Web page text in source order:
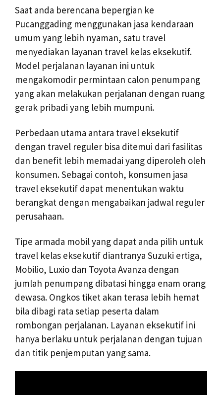
Saat anda berencana bepergian ke
Pucanggading menggunakan jasa kendaraan
umum yang lebih nyaman, satu travel
menyediakan layanan travel kelas eksekutif.
Model perjalanan layanan ini untuk
mengakomodir permintaan calon penumpang
yang akan melakukan perjalanan dengan ruang
gerak pribadi yang lebih mumpuni.
Perbedaan utama antara travel eksekutif
dengan travel reguler bisa ditemui dari fasilitas
dan benefit lebih memadai yang diperoleh oleh
konsumen. Sebagai contoh, konsumen jasa
travel eksekutif dapat menentukan waktu
berangkat dengan mengabaikan jadwal reguler
perusahaan.
Tipe armada mobil yang dapat anda pilih untuk
travel kelas eksekutif diantranya Suzuki ertiga,
Mobilio, Luxio dan Toyota Avanza dengan
jumlah penumpang dibatasi hingga enam orang
dewasa. Ongkos tiket akan terasa lebih hemat
bila dibagi rata setiap peserta dalam
rombongan perjalanan. Layanan eksekutif ini
hanya berlaku untuk perjalanan dengan tujuan
dan titik penjemputan yang sama.